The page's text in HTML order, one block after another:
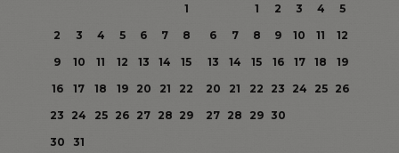
1
2
3 4 5 6 7
8
9
10 11 12 13 14
15
16
17 18 19 20 21
22
23
24 25 26 27 28 29
30
31
1 2 3 4
5
6
7 8 9 10 11
12
13
14 15 16 17 18
19
20
21 22 23 24 25
26
27 28 29 30